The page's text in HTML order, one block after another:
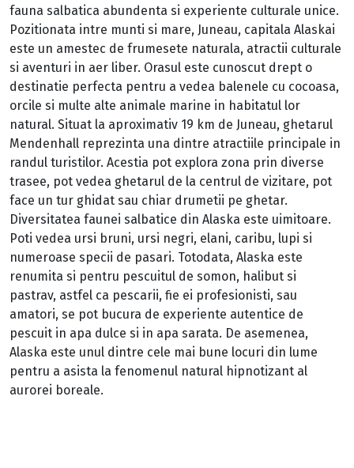
fauna salbatica abundenta si experiente culturale unice.
Pozitionata intre munti si mare, Juneau, capitala Alaskai
este un amestec de frumesete naturala, atractii culturale
si aventuri in aer liber. Orasul este cunoscut drept o
destinatie perfecta pentru a vedea balenele cu cocoasa,
orcile si multe alte animale marine in habitatul lor
natural. Situat la aproximativ 19 km de Juneau, ghetarul
Mendenhall reprezinta una dintre atractiile principale in
randul turistilor. Acestia pot explora zona prin diverse
trasee, pot vedea ghetarul de la centrul de vizitare, pot
face un tur ghidat sau chiar drumetii pe ghetar.
Diversitatea faunei salbatice din Alaska este uimitoare.
Poti vedea ursi bruni, ursi negri, elani, caribu, lupi si
numeroase specii de pasari. Totodata, Alaska este
renumita si pentru pescuitul de somon, halibut si
pastrav, astfel ca pescarii, fie ei profesionisti, sau
amatori, se pot bucura de experiente autentice de
pescuit in apa dulce si in apa sarata. De asemenea,
Alaska este unul dintre cele mai bune locuri din lume
pentru a asista la fenomenul natural hipnotizant al
aurorei boreale.